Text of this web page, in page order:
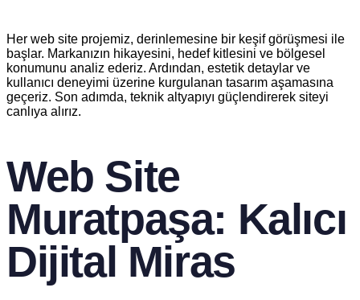
Her web site projemiz, derinlemesine bir keşif görüşmesi ile
başlar. Markanızın hikayesini, hedef kitlesini ve bölgesel
konumunu analiz ederiz. Ardından, estetik detaylar ve
kullanıcı deneyimi üzerine kurgulanan tasarım aşamasına
geçeriz. Son adımda, teknik altyapıyı güçlendirerek siteyi
canlıya alırız.
Web Site
Muratpaşa: Kalıcı
Dijital Miras